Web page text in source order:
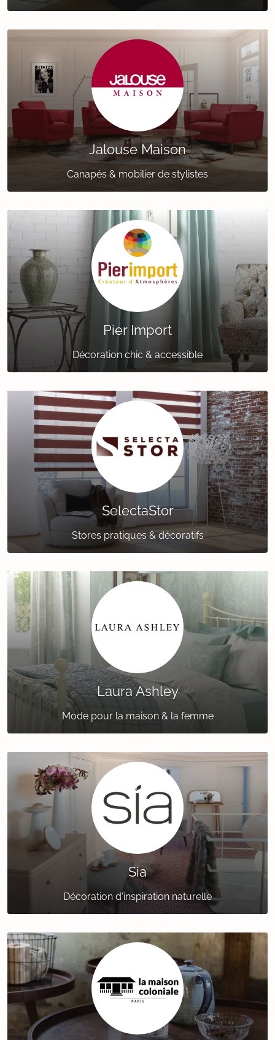
Jalouse Maison
Canapés & mobilier de stylistes
Pier Import
Décoration chic & accessible
SelectaStor
Stores pratiques & décoratifs
Laura Ashley
Mode pour la maison & la femme
Sia
Décoration d'inspiration naturelle